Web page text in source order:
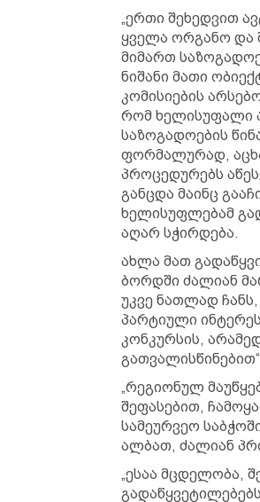
„ერთი შეხედვით
ყველა ორგანო და
მიმართ
ნიშანი მათი
კომისიების
რომ ხელისუფალი
საზოგადოების
ფორმალურად,
პროცედურებს
განცდა მაინც
ხელისუფლებამ
აღარ სჭირდება.
ახლა მათ
ბორდში ძალიან
უკვე ნათლად
პარტიული
კონკურსის,
„რეგიონულ
შეფასებით,
სამეურვეო
ალბათ, ძალიან
„ესაა მცდელობა,